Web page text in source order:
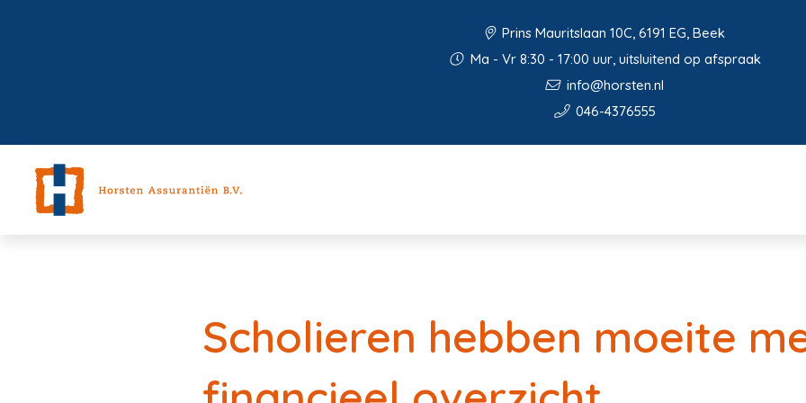
Prins Mauritslaan 10C, 6191 EG, Beek
Ma - Vr 8:30 - 17:00 uur, uitsluitend op afspraak
info@horsten.nl
046-4376555
Scholieren hebben moeite